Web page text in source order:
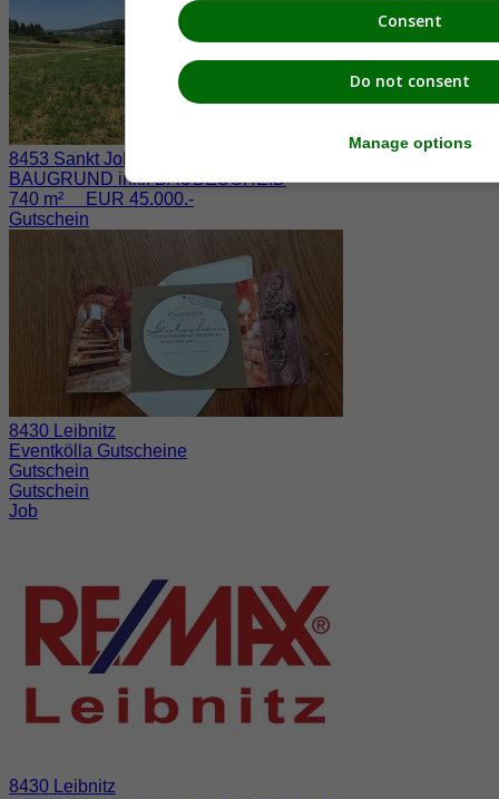
8453 Sankt Johann im Saggautal / Eichberg
BAUGRUND inkl. BAUBESCHEID
740 m² EUR 45.000.-
Gutschein
8430 Leibnitz
Eventkölla Gutscheine
Gutschein
Gutschein
Job
8430 Leibnitz
Consent
Do not consent
Manage options